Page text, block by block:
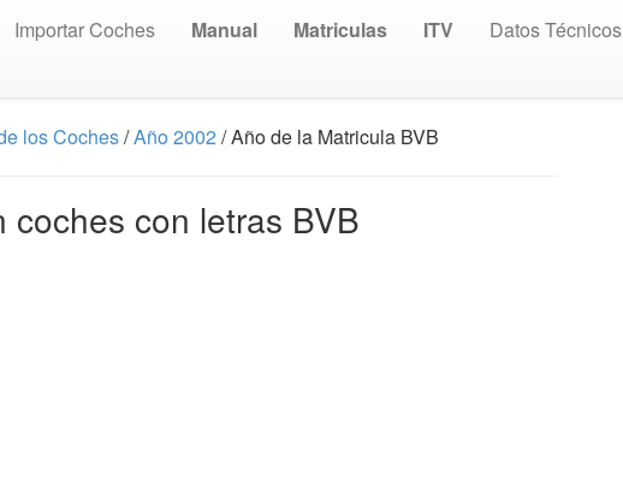
Importar Coches Manual Matriculas ITV Datos Técnicos
los Coches/Año 2002 / Año de la Matricula BVB
coches con letras BVB